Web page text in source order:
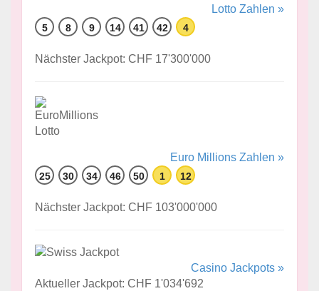
Lotto Zahlen »
5 8 9 14 41 42 4
Nächster Jackpot: CHF 17'300'000
Euro Millions Zahlen »
25 30 34 46 50 1 12
Nächster Jackpot: CHF 103'000'000
Casino Jackpots »
Aktueller Jackpot: CHF 1'034'692